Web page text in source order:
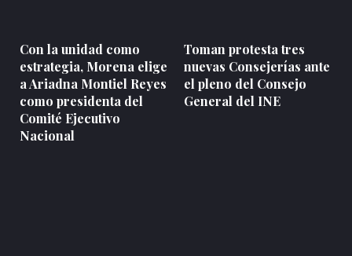
Con la unidad como
estrategia, Morena elige
a Ariadna Montiel Reyes
como presidenta del
Comité Ejecutivo
Nacional
Toman protesta tres
nuevas Consejerías ante
el pleno del Consejo
General del INE